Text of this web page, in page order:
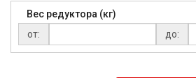
Вес редуктора (кг)
от:
до: